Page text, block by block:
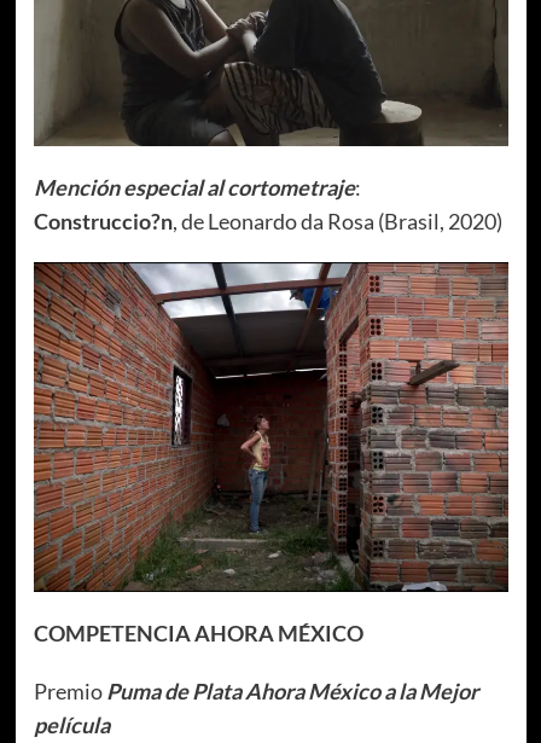
Mención especial al cortometraje:
Construccio?n, de Leonardo da Rosa (Brasil, 2020)
COMPETENCIA AHORA MÉXICO
PremioPuma de Plata Ahora México a la Mejor
película